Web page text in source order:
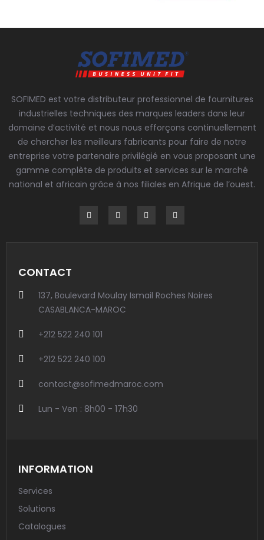
SOFIMED est votre distributeur professionnel de fournitures
industrielles techniques des marques leaders dans leur
domaine d’activité et nous nous efforçons continuellement
de chercher les meilleurs fabricants pour faire de notre
entreprise votre partenaire privilégié en vous proposant une
gamme complète de produits et services sur le marché
national et africain grâce à nos filiales en Afrique de l’ouest.
CONTACT
137, Boulevard Moulay Ismail Roches Noires
CASABLANCA-MAROC
+212 522 240 101
+212 522 240 100
contact@sofimedmaroc.com
Lun - Ven : 8h00 - 17h30
INFORMATION
Services
Solutions
Catalogues